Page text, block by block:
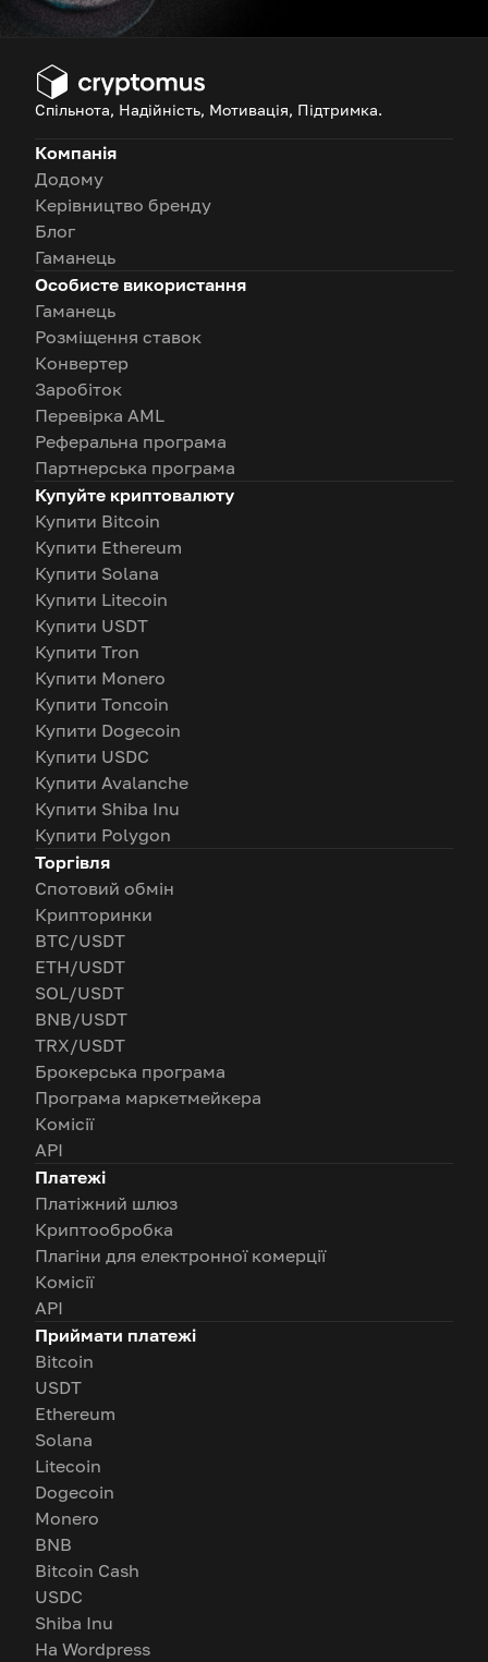
Спільнота, Надійність, Мотивація, Підтримка.
Компанія
Додому
Керівництво бренду
Блог
Гаманець
Особисте використання
Гаманець
Розміщення ставок
Конвертер
Заробіток
Перевірка AML
Реферальна програма
Партнерська програма
Купуйте криптовалюту
Купити Bitcoin
Купити Ethereum
Купити Solana
Купити Litecoin
Купити USDT
Купити Tron
Купити Monero
Купити Toncoin
Купити Dogecoin
Купити USDC
Купити Avalanche
Купити Shiba Inu
Купити Polygon
Торгівля
Спотовий обмін
Крипторинки
BTC/USDT
ETH/USDT
SOL/USDT
BNB/USDT
TRX/USDT
Брокерська програма
Програма маркетмейкера
Комісії
API
Платежі
Платіжний шлюз
Криптообробка
Плагіни для електронної комерції
Комісії
API
Приймати платежі
Bitcoin
USDT
Ethereum
Solana
Litecoin
Dogecoin
Monero
BNB
Bitcoin Cash
USDC
Shiba Inu
На Wordpress